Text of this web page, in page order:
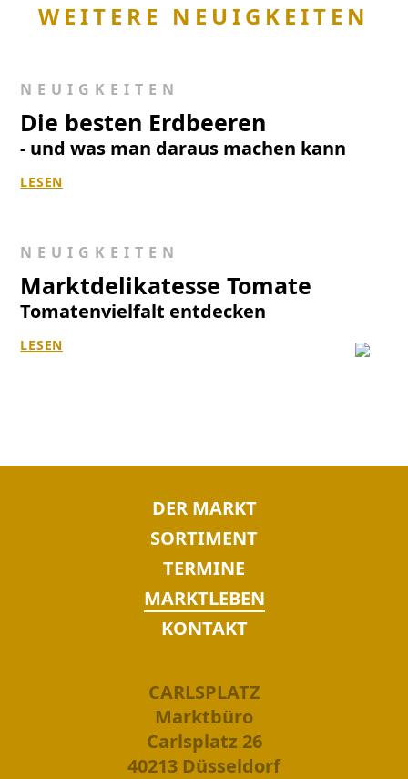
WEITERE NEUIGKEITEN
NEUIGKEITEN
Die besten Erdbeeren
- und was man daraus machen kann
LESEN
NEUIGKEITEN
Marktdelikatesse Tomate
Tomatenvielfalt entdecken
LESEN
NAVIGATION
ÜBERSPRINGEN
DER MARKT
SORTIMENT
TERMINE
MARKTLEBEN
KONTAKT
CARLSPLATZ
Marktbüro
Carlsplatz 26
40213 Düsseldorf